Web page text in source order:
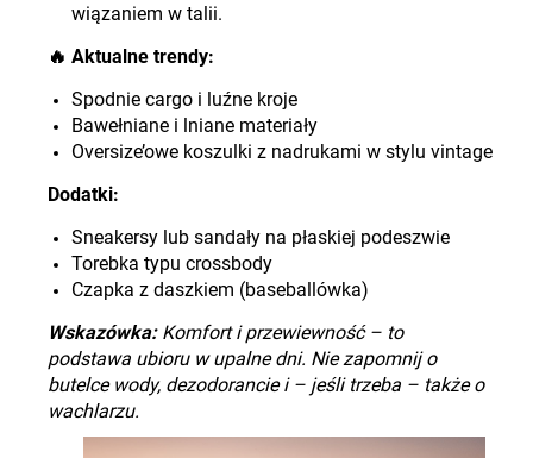
wiązaniem w talii.
🔥 Aktualne trendy:
Spodnie cargo i luźne kroje
Bawełniane i lniane materiały
Oversize’owe koszulki z nadrukami w stylu vintage
Dodatki:
Sneakersy lub sandały na płaskiej podeszwie
Torebka typu crossbody
Czapka z daszkiem (baseballówka)
Wskazówka:Komfort i przewiewność – to
podstawa ubioru w upalne dni. Nie zapomnij o
butelce wody, dezodorancie i – jeśli trzeba – także o
wachlarzu.